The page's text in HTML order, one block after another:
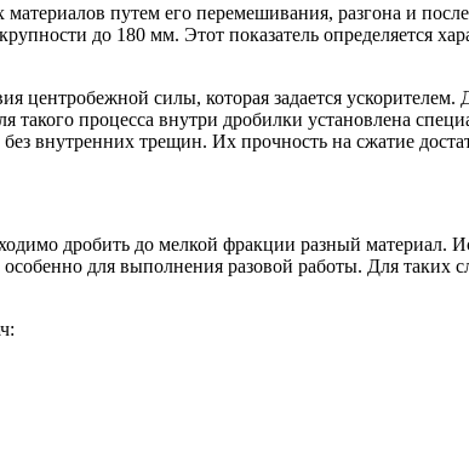
путем его перемешивания, разгона и
до 180 мм. Этот показатель определяется
центробежной силы, которая задается
такого процесса внутри дробилки установлена
внутренних трещин. Их прочность на сжатие
дробить до мелкой фракции разный материал.
для выполнения разовой работы. Для таких